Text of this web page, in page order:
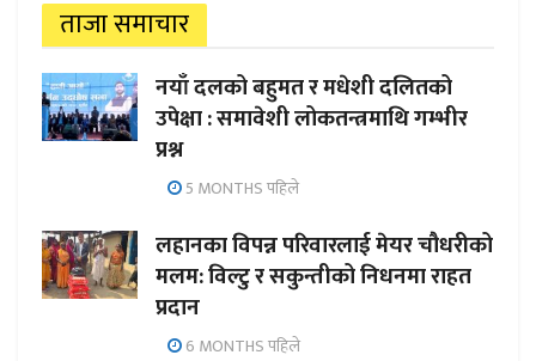
ताजा समाचार
नयाँ दलको बहुमत र मधेशी दलितको
उपेक्षा : समावेशी लोकतन्त्रमाथि गम्भीर
प्रश्न
5 MONTHS पहिले
लहानका विपन्न परिवारलाई मेयर चौधरीको
मलम: विल्टु र सकुन्तीको निधनमा राहत
प्रदान
6 MONTHS पहिले